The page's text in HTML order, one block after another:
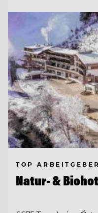
TOP ARBEITGEBER
Natur- &